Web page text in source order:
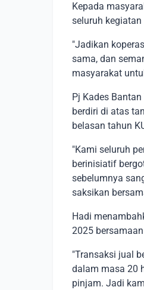
Kepada
seluruh
"Jadikan
sama, dan
masyarakat
Pj Kades
berdiri di atas
belasan tahun
"Kami seluruh
berinisiatif
sebelumnya
saksikan
Hadi
2025
"Transaksi jual
dalam masa 20
pinjam. Jadi